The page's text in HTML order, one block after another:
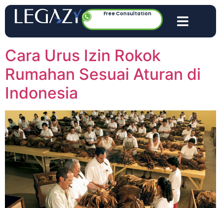
Free Consultation
Cara Urus Izin Rokok
Rumahan Sesuai Aturan di
Indonesia